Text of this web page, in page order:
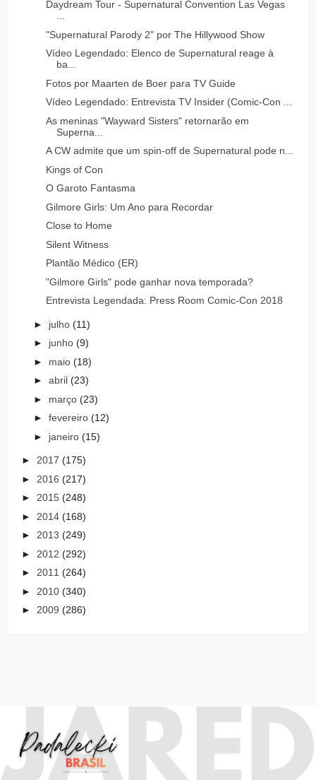
Daydream Tour - Supernatural Convention Las Vegas
...
"Supernatural Parody 2" por The Hillywood Show
Vídeo Legendado: Elenco de Supernatural reage à
ba...
Fotos por Maarten de Boer para TV Guide
Vídeo Legendado: Entrevista TV Insider (Comic-Con ...
As meninas "Wayward Sisters" retornarão em
Superna...
A CW admite que um spin-off de Supernatural pode n...
Kings of Con
O Garoto Fantasma
Gilmore Girls: Um Ano para Recordar
Close to Home
Silent Witness
Plantão Médico (ER)
"Gilmore Girls" pode ganhar nova temporada?
Entrevista Legendada: Press Room Comic-Con 2018
► julho (11)
► junho (9)
► maio (18)
► abril (23)
► março (23)
► fevereiro (12)
► janeiro (15)
► 2017 (175)
► 2016 (217)
► 2015 (248)
► 2014 (168)
► 2013 (249)
► 2012 (292)
► 2011 (264)
► 2010 (340)
► 2009 (286)